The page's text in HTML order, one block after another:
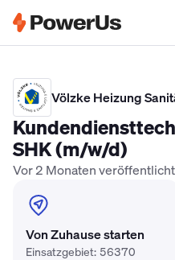
Völzke Heizung
SHK (m/w/d)
Vor 2 Monaten veröffentlicht
Von Zuhause starten
Einsatzgebiet: 56370